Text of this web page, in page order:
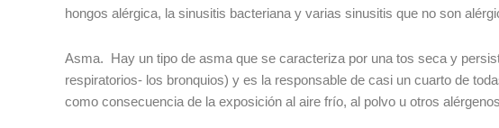
hongos alérgica, la sinusitis bacteriana y varias sinusitis que no son
Asma. Hay un tipo de asma que se caracteriza por una tos seca y
respiratorios- los bronquios) y es la responsable de casi un cuarto de
como consecuencia de la exposición al aire frío, al polvo u otros